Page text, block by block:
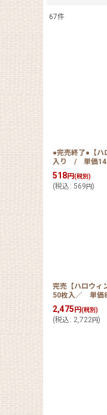
67件
●完売終了●【
入り / 単価
518円(税別)
(税込 : 569 円)
完売【ハロウィ
50枚入／ 単価
2,475 円(税別)
(税込 : 2,722円)